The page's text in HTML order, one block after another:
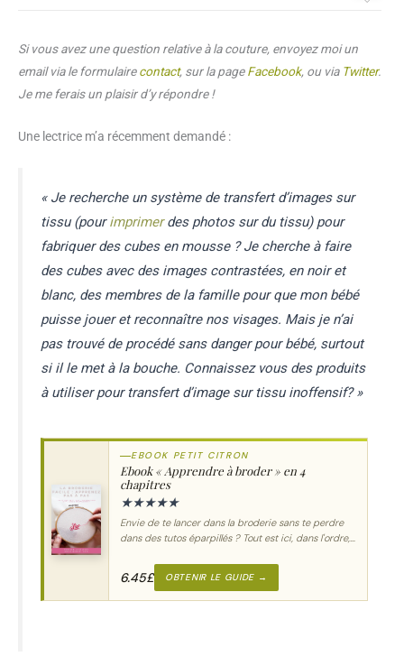
Si vous avez une question relative à la couture, envoyez moi un
email via le formulairecontact, sur la pageFacebook, ou via Twitter.
Je me ferais un plaisir d’y répondre !
Une lectrice m’a récemment demandé :
« Je recherche un système de transfert d’images sur
tissu (pourimprimerdes photos sur du tissu) pour
fabriquer des cubes en mousse ? Je cherche à faire
des cubes avec des images contrastées, en noir et
blanc, des membres de la famille pour que mon bébé
puisse jouer et reconnaître nos visages. Mais je n’ai
pas trouvé de procédé sans danger pour bébé, surtout
si il le met à la bouche. Connaissez vous des produits
à utiliser pour transfert d’image sur tissu inoffensif? »
EBOOK PETIT CITRON
Ebook « Apprendre à broder » en 4
chapitres
★★★★★
Envie de te lancer dans la broderie sans te perdre
dans des tutos éparpillés ? Tout est ici, dans l'ordre,
6.45£ OBTENIR LE GUIDE →